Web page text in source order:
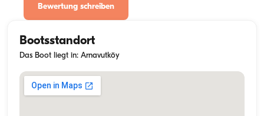
Bewertung schreiben
Bootsstandort
Das Boot liegt in: Arnavutköy